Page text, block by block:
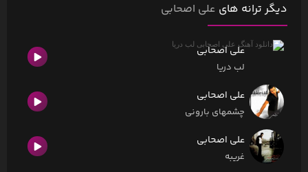
دیگر ترانه های علی اصحابی
علی اصحابی
لب دریا
علی اصحابی
چشمهای بارونی
علی اصحابی
غریبه